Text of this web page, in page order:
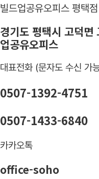
빌드업공유오피스 평택점
경기도 평택시 고덕
업공유오피스
대표전화 (문자도 수신 가
0507-1392-4751
0507-1433-6840
카카오톡
office-soho